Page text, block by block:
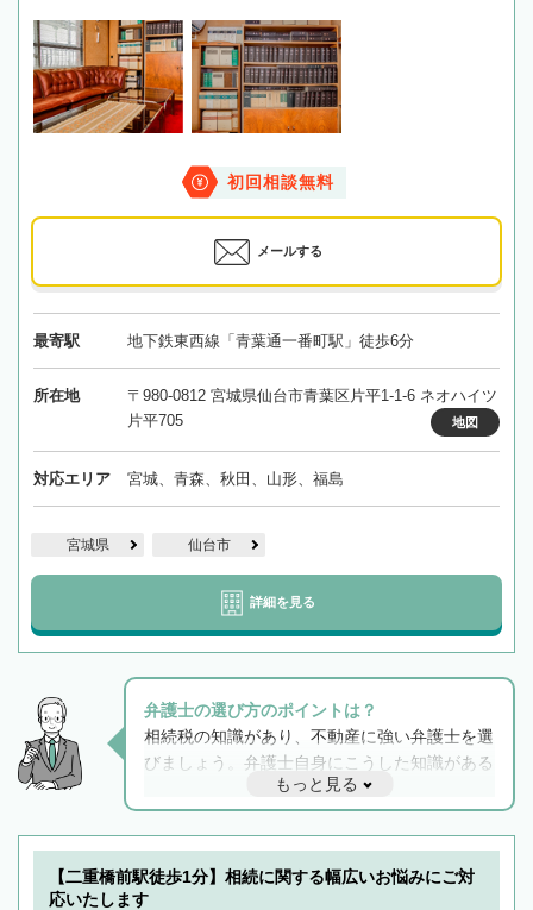
初回相談無料
メールする
最寄駅 地下鉄東西線「青葉通一番町駅」徒歩6分
所在地
〒980-0812 宮城県仙台市青葉区片平1-1-6 ネオハイツ
片平705
地図
対応エリア 宮城、青森、秋田、山形、福島
宮城県 仙台市
詳細を見る
弁護士の選び方のポイントは？
相続税の知識があり、不動産に強い弁護士を選
びましょう。弁護士自身にこうした知識がある
と他士業との連携もスムーズに進み、トラブル
解決のみならず相続をトータルで任せることが
できます。また、相続は感情がからむ分野なの
でフィーリングも重要です。実際に電話や面談
で複数の弁護士と会話をしてウマが合う方に依
もっと見る
【二重橋前駅徒歩1分】相続に関する幅広いお悩みにご対
応いたします